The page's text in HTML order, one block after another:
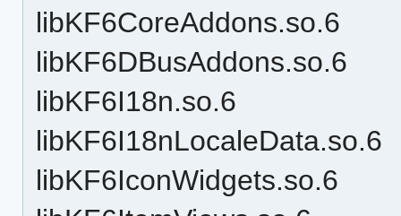
libKF6CoreAddons.so.6
libKF6DBusAddons.so.6
libKF6I18n.so.6
libKF6I18nLocaleData.so.6
libKF6IconWidgets.so.6